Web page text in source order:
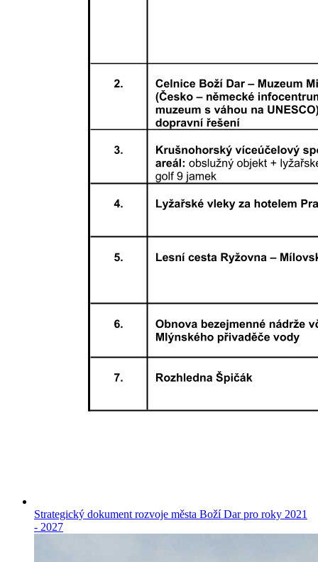
Strategický dokument rozvoje města Boží Dar pro roky 2021
- 2027